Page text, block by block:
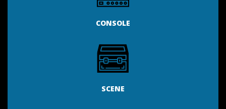
CONSOLE
SCENE